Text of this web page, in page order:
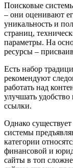
Поисковые
– они оценивают
уникальность и
страниц,
параметры. На
ресурсы –
Есть набор
рекомендуют
работать над
улучшать удобство
ссылки.
Однако
системы
категории
финансовой и
сайты в топ